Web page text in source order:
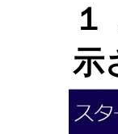
示